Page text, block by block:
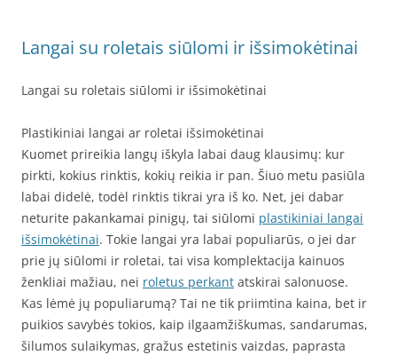
Langai su roletais siūlomi ir išsimokėtinai
Langai su roletais siūlomi ir išsimokėtinai
Plastikiniai langai ar roletai išsimokėtinai
Kuomet prireikia langų iškyla labai daug klausimų: kur
pirkti, kokius rinktis, kokių reikia ir pan. Šiuo metu pasiūla
labai didelė, todėl rinktis tikrai yra iš ko. Net, jei dabar
neturite pakankamai pinigų, tai siūlomi plastikiniai langai
išsimokėtinai. Tokie langai yra labai populiarūs, o jei dar
prie jų siūlomi ir roletai, tai visa komplektacija kainuos
ženkliai mažiau, nei roletus perkant atskirai salonuose.
Kas lėmė jų populiarumą? Tai ne tik priimtina kaina, bet ir
puikios savybės tokios, kaip ilgaamžiškumas, sandarumas,
šilumos sulaikymas, gražus estetinis vaizdas, paprasta